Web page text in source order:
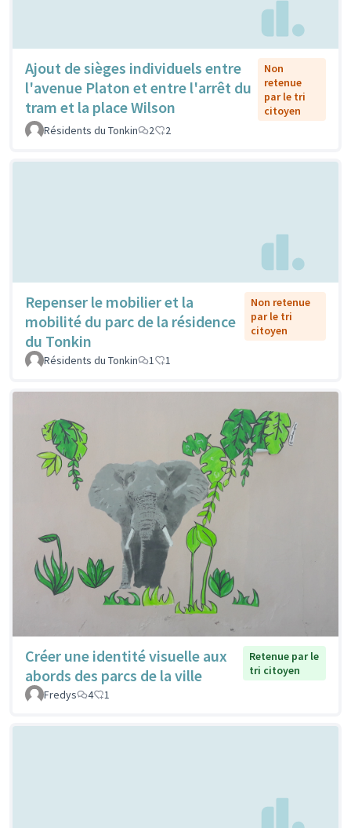
Ajout de sièges individuels entre
l'avenue Platon et entre l'arrêt du
tram et la place Wilson
Non
retenue
par le tri
citoyen
Résidents du Tonkin
2 2
Repenser le mobilier et la
mobilité du parc de la résidence
du Tonkin
Non retenue
par le tri
citoyen
Résidents du Tonkin 1 1
Créer une identité visuelle aux
abords des parcs de la ville
Retenue par le
tri citoyen
Fredys
4 1